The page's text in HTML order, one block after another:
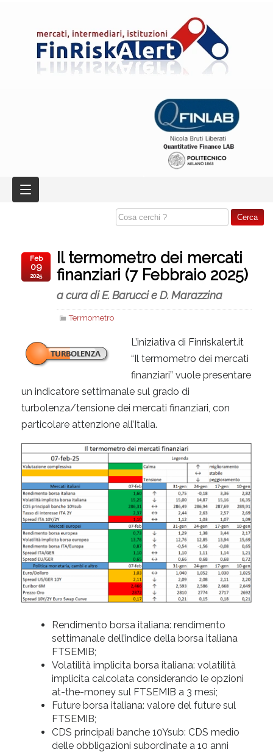
Il termometro dei mercati
finanziari (7 Febbraio 2025)
a cura di E. Barucci e D. Marazzina
Termometro
Feb
09
2025
L’iniziativa di Finriskalert.it
“Il termometro dei mercati
finanziari” vuole presentare
un indicatore settimanale sul grado di
turbolenza/tensione dei mercati finanziari, con
particolare attenzione all’Italia.
Rendimento borsa italiana: rendimento
settimanale dell’indice della borsa italiana
FTSEMIB;
Volatilità implicita borsa italiana: volatilità
implicita calcolata considerando le opzioni
at-the-money sul FTSEMIB a 3 mesi;
Future borsa italiana: valore del future sul
FTSEMIB;
CDS principali banche 10Ysub: CDS medio
delle obbligazioni subordinate a 10 anni